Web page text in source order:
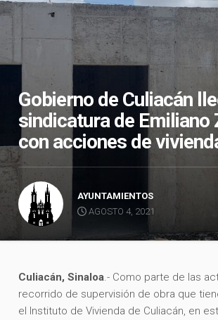
Gobierno de Culiacán
sindicatura de Emiliano
con acciones de
AYUNTAMIENTOS
AGOSTO 4, 2021
Culiacán, Sinaloa.- Como parte de las
recorrido de supervisión de obra que
el Instituto de Vivienda de Culiacán, en